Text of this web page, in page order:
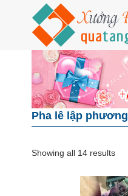
Pha lê lập phương
Showing all 14 results